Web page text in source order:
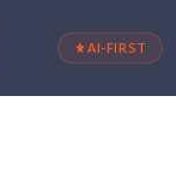
AI-FIRST